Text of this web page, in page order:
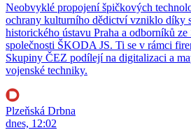
Neobvyklé propojení špičkových
ochrany kulturního dědictví vzniklo díky
historického ústavu Praha a odborníků
společnosti ŠKODA JS. Ti se v rámci
Skupiny ČEZ podílejí na digitalizaci a
vojenské techniky.
Plzeňská Drbna
dnes, 12:02